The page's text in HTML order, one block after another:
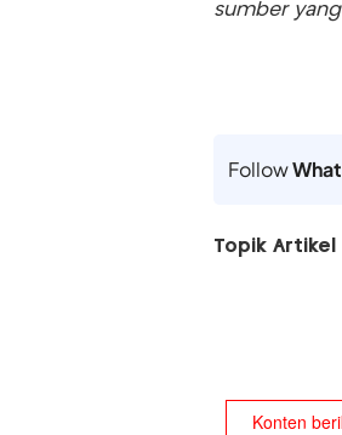
sumber
Follow
Topik Artikel